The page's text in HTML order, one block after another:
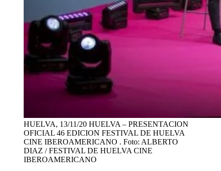
HUELVA, 13/11/20 HUELVA – PRESENTACION
OFICIAL 46 EDICION FESTIVAL DE HUELVA
CINE IBEROAMERICANO . Foto: ALBERTO
DIAZ / FESTIVAL DE HUELVA CINE
IBEROAMERICANO